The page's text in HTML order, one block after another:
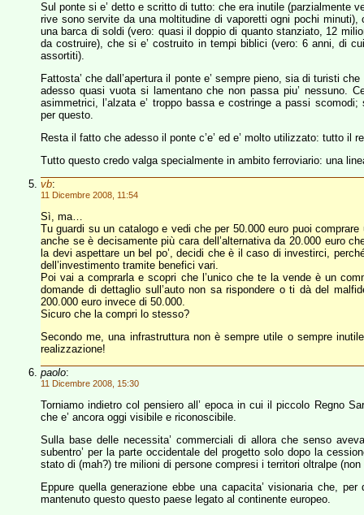
Sul ponte si e’ detto e scritto di tutto: che era inutile (parzialmente
rive sono servite da una moltitudine di vaporetti ogni pochi
una barca di soldi (vero: quasi il doppio di quanto stanziato, 12
da costruire), che si e’ costruito in tempi biblici (vero: 6 anni, di
assortiti).
Fattosta’ che dall’apertura il ponte e’ sempre pieno, sia di turisti
adesso quasi vuota si lamentano che non passa piu’ nessuno.
asimmetrici, l’alzata e’ troppo bassa e costringe a passi
per questo.
Resta il fatto che adesso il ponte c’e’ ed e’ molto utilizzato: tutto il
Tutto questo credo valga specialmente in ambito ferroviario: una
vb:
11 Dicembre 2008, 11:54
Sì, ma…
Tu guardi su un catalogo e vedi che per 50.000 euro puoi
anche se è decisamente più cara dell’alternativa da 20.000 euro
la devi aspettare un bel po’, decidi che è il caso di investirci,
dell’investimento tramite benefici vari.
Poi vai a comprarla e scopri che l’unico che te la vende è un
domande di dettaglio sull’auto non sa rispondere o ti dà del
200.000 euro invece di 50.000.
Sicuro che la compri lo stesso?
Secondo me, una infrastruttura non è sempre utile o sempre
realizzazione!
paolo:
11 Dicembre 2008, 15:30
Torniamo indietro col pensiero all’ epoca in cui il piccolo Regno
che e’ ancora oggi visibile e riconoscibile.
Sulla base delle necessita’ commerciali di allora che senso
subentro’ per la parte occidentale del progetto solo dopo la
stato di (mah?) tre milioni di persone compresi i territori oltralpe
Eppure quella generazione ebbe una capacita’ visionaria che,
mantenuto questo questo paese legato al continente europeo.